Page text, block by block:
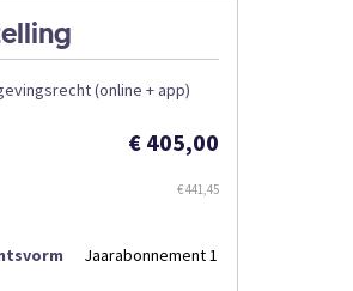
(online + app)
€ 405,00
€ 441,45
Jaarabonnement 1